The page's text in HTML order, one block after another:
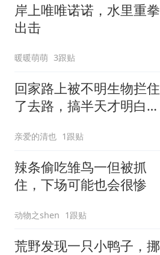
岸上唯唯诺诺，水里重拳
出击
暖暖萌萌 3跟贴
回家路上被不明生物拦住
了去路，搞半天才明白有
亲爱的清也 1跟贴
辣条偷吃雏鸟一但被抓
住，下场可能也会很惨
动物之shen 1跟贴
荒野发现一只小鸭子，挪